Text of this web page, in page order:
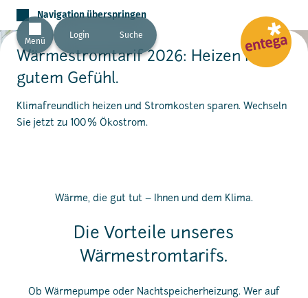
Navigation überspringen
Menü
Login Suche
Wärmestromtarif 2026: Heizen mit
gutem Gefühl.
Klimafreundlich heizen und Stromkosten sparen. Wechseln
Sie jetzt zu 100 % Ökostrom.
Wärme, die gut tut – Ihnen und dem Klima.
Die Vorteile unseres
Wärmestromtarifs.
Ob Wärmepumpe oder Nachtspeicherheizung. Wer auf